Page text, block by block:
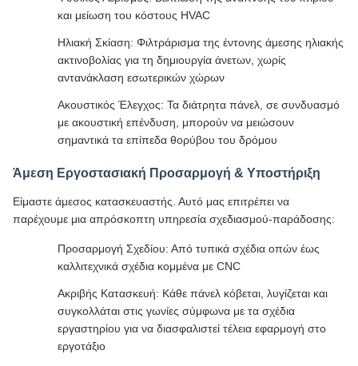
και μείωση του κόστους HVAC
Ηλιακή Σκίαση: Φιλτράρισμα της έντονης άμεσης ηλιακής
ακτινοβολίας για τη δημιουργία άνετων, χωρίς
αντανάκλαση εσωτερικών χώρων
Ακουστικός Έλεγχος: Τα διάτρητα πάνελ, σε συνδυασμό
με ακουστική επένδυση, μπορούν να μειώσουν
σημαντικά τα επίπεδα θορύβου του δρόμου
Άμεση Εργοστασιακή Προσαρμογή & Υποστήριξη
Είμαστε άμεσος κατασκευαστής. Αυτό μας επιτρέπει να
παρέχουμε μια απρόσκοπτη υπηρεσία σχεδιασμού-παράδοσης:
Προσαρμογή Σχεδίου: Από τυπικά σχέδια οπών έως
καλλιτεχνικά σχέδια κομμένα με CNC
Ακριβής Κατασκευή: Κάθε πάνελ κόβεται, λυγίζεται και
συγκολλάται στις γωνίες σύμφωνα με τα σχέδια
εργαστηρίου για να διασφαλιστεί τέλεια εφαρμογή στο
εργοτάξιο